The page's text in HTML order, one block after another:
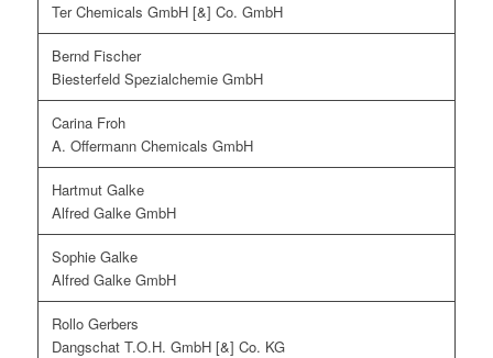
Ter Chemicals GmbH [&] Co. GmbH
Bernd Fischer
Biesterfeld Spezialchemie GmbH
Carina Froh
A. Offermann Chemicals GmbH
Hartmut Galke
Alfred Galke GmbH
Sophie Galke
Alfred Galke GmbH
Rollo Gerbers
Dangschat T.O.H. GmbH [&] Co. KG